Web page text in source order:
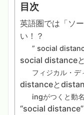
目次
英語圏では「ソ
い！？
” social
social distance
フィジカル・デ
distanceと
ingがつくと動
“social